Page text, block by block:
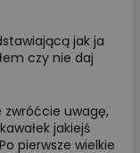
jak ja
czy nie daj
zwróćcie uwagę,
jakiejś
pierwsze wielkie